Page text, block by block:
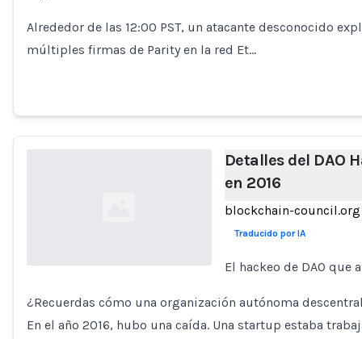
Alrededor de las 12:00 PST, un atacante desconocido
múltiples firmas de Parity en la red Et…
Loading...
Detalles del DAO
en 2016
blockchain-council.org
Traducido por IA
El hackeo de DAO que
¿Recuerdas cómo una organización autónoma
En el año 2016, hubo una caída. Una startup estaba